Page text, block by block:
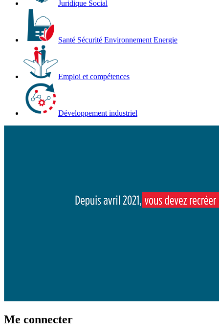
Juridique Social
Santé Sécurité Environnement Energie
Emploi et compétences
Développement industriel
Me connecter